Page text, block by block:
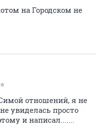
на Городском не
отношений, я не
увиделась просто
и написал.......